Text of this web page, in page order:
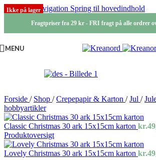
Spring til navigation Spring til hovedindhold
Fragtpriser fra 29 kr - FRI fragt på alle ordrer
MENU
Ikke på lager
Forside / Shop / Crepepapir & Karton / Jul /
hobbyartikler
Classic Christmas 30 ark 15x15cm karton kr.
Produktoversigt
Lovely Christmas 30 ark 15x15cm karton kr.